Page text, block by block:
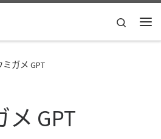
Search
ガメ GPT
GPT